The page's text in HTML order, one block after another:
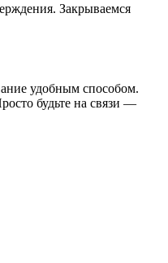
Закрываемся
удобным способом.
будьте на связи —